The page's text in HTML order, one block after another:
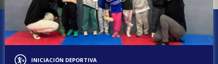
INICIACIÓN DEPORTIVA